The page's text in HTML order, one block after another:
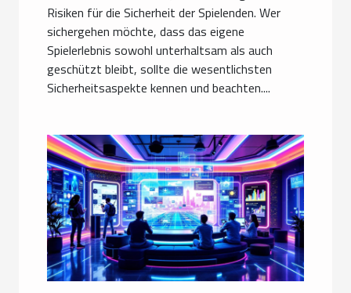
Risiken für die Sicherheit der Spielenden. Wer
sichergehen möchte, dass das eigene
Spielerlebnis sowohl unterhaltsam als auch
geschützt bleibt, sollte die wesentlichsten
Sicherheitsaspekte kennen und beachten....